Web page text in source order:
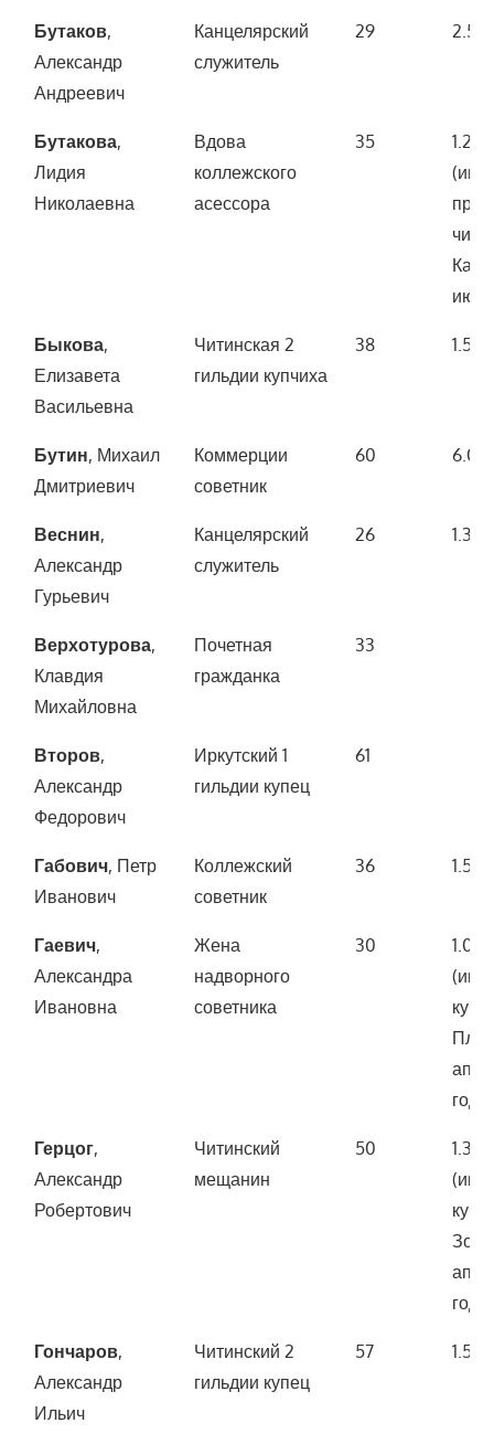
Бутаков,
Александр
Андреевич
Канцелярский
служитель
29
Бутакова,
Лидия
Николаевна
Вдова
коллежского
асессора
35
1.200
Быкова,
Елизавета
Васильевна
Читинская 2
гильдии купчиха
38 1.500
Бутин, Михаил
Дмитриевич
Коммерции
советник
60
Веснин,
Александр
Гурьевич
Канцелярский
служитель
26 1.300
Верхотурова,
Клавдия
Михайловна
Почетная
гражданка
33
Второв,
Александр
Федорович
Иркутский 1
гильдии купец
61
Габович, Петр
Иванович
Коллежский
советник
36 1.500
Гаевич,
Александра
Ивановна
Жена
надворного
советника
30
1.000
года)
Герцог,
Александр
Робертович
Читинский
мещанин
50
1.300
года)
Гончаров,
Александр
Ильич
Читинский 2
гильдии купец
57 1.500